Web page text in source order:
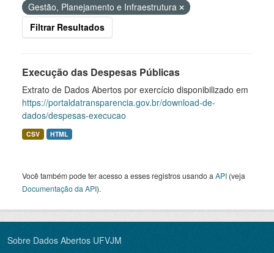
Gestão, Planejamento e Infraestrutura
Filtrar Resultados
Execução das Despesas Públicas
Extrato de Dados Abertos por exercício disponibilizado em
https://portaldatransparencia.gov.br/download-de-
dados/despesas-execucao
CSV HTML
Você também pode ter acesso a esses registros usando a API (veja
Documentação da API).
Sobre Dados Abertos UFVJM